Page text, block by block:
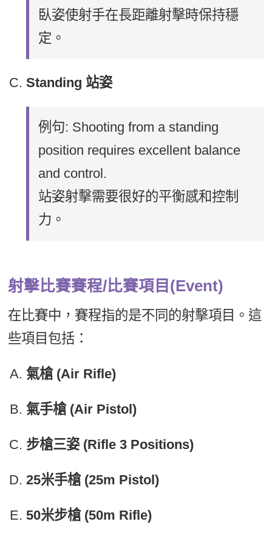
臥姿使射手在長距離射擊時保持穩
定。
Standing 站姿
例句: Shooting from a standing
position requires excellent balance
and control.
站姿射擊需要很好的平衡感和控制
力。
射擊比賽賽程/比賽項目(Event)
在比賽中，賽程指的是不同的射擊項目。這
些項目包括：
氣槍 (Air Rifle)
氣手槍 (Air Pistol)
步槍三姿 (Rifle 3 Positions)
25米手槍 (25m Pistol)
50米步槍 (50m Rifle)